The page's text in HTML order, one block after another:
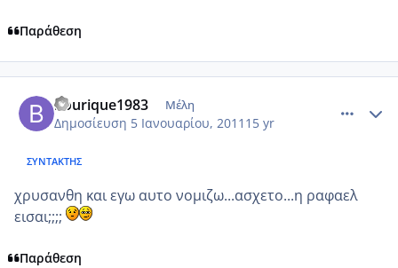
Παράθεση
bourique1983 Μέλη
Δημοσίευση 5 Ιανουαρίου, 2011 15 yr
ΣΥΝΤΆΚΤΗΣ
χρυσανθη και εγω αυτο νομιζω...ασχετο...η ραφαελ
εισαι;;;;
Παράθεση